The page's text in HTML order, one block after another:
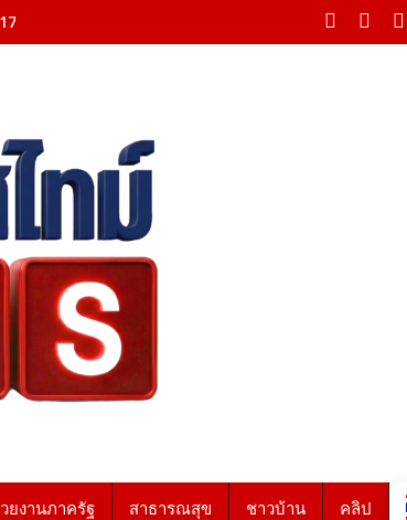
ชูเสน่ห์ 6 ชาติพันธุ์ ดันสวนผึ้งสู่เมืองท่องเที่ยวเชิงวัฒนธรรม
ยงานภาครัฐ สาธารณสุข ชาวบ้าน คลิป